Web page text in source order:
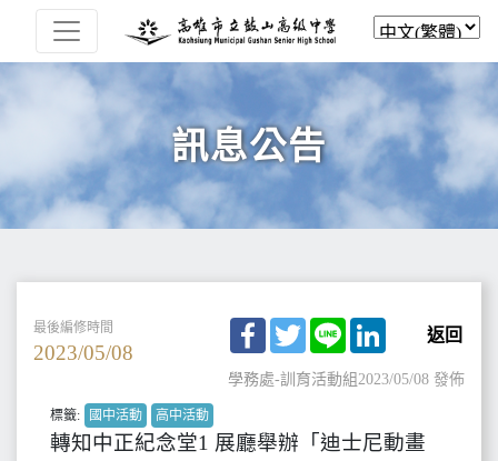
訊息公告
最後編修時間
2023/05/08
Facebook
TwitterLine LinkedIn
返回
學務處-訓育活動組2023/05/08 發佈
標籤: 國中活動 高中活動
轉知中正紀念堂1 展廳舉辦「迪士尼動畫